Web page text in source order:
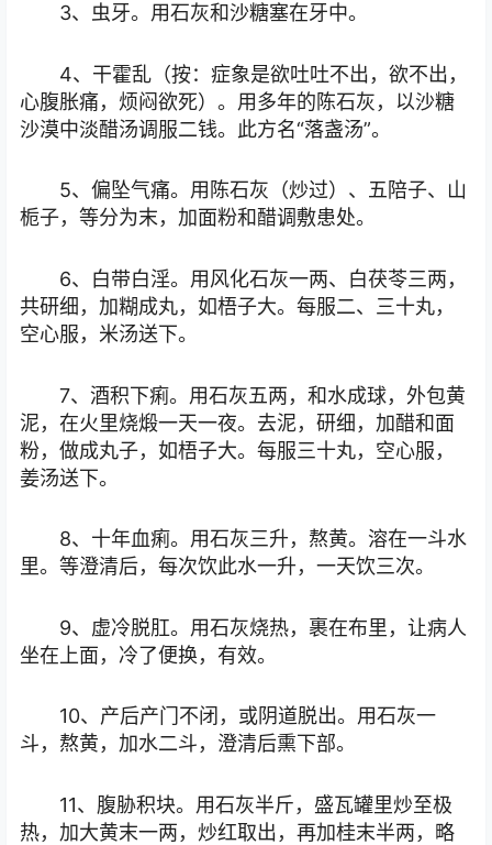
3、虫牙。用石灰和沙糖塞在牙中。
4、干霍乱（按：症象是欲吐吐不出，欲不出，
心腹胀痛，烦闷欲死）。用多年的陈石灰，以沙糖
沙漠中淡醋汤调服二钱。此方名“落盏汤”。
5、偏坠气痛。用陈石灰（炒过）、五陪子、山
栀子，等分为末，加面粉和醋调敷患处。
6、白带白淫。用风化石灰一两、白茯苓三两，
共研细，加糊成丸，如梧子大。每服二、三十丸，
空心服，米汤送下。
7、酒积下痢。用石灰五两，和水成球，外包黄
泥，在火里烧煅一天一夜。去泥，研细，加醋和面
粉，做成丸子，如梧子大。每服三十丸，空心服，
姜汤送下。
8、十年血痢。用石灰三升，熬黄。溶在一斗水
里。等澄清后，每次饮此水一升，一天饮三次。
9、虚冷脱肛。用石灰烧热，裹在布里，让病人
坐在上面，冷了便换，有效。
10、产后产门不闭，或阴道脱出。用石灰一
斗，熬黄，加水二斗，澄清后熏下部。
11、腹胁积块。用石灰半斤，盛瓦罐里炒至极
热，加大黄末一两，炒红取出，再加桂末半两，略